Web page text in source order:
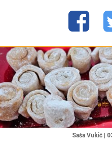
Saša Vukić |